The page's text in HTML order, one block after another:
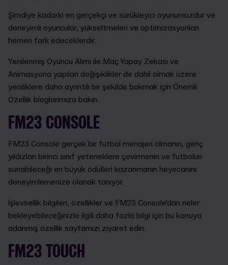
Şimdiye kadarki en gerçekçi ve sürükleyici oyunumuzdur ve
deneyimli oyuncular, yükseltmeleri ve optimizasyonları
hemen fark edeceklerdir.
Yenilenmiş Oyuncu Alımı ile Maç Yapay Zekası ve
Animasyona yapılan değişiklikler de dahil olmak üzere
yeniliklere daha ayrıntılı bir şekilde bakmak için Önemli
Özellik bloglarımıza bakın.
FM23 CONSOLE
FM23 Console gerçek bir futbol menajeri olmanın, genç
yıldızları birinci sınıf yeteneklere çevirmenin ve futbolun
sunabileceği en büyük ödülleri kazanmanın heyecanını
deneyimlemenize olanak tanıyor.
İşlevsellik bilgileri, özellikler ve FM23 Console'dan neler
bekleyebileceğinizle ilgili daha fazla bilgi için bu konuya
adanmış özellik sayfamızı ziyaret edin.
FM23 TOUCH